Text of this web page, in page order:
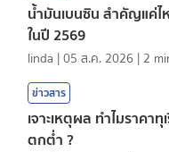
น้ำมันเบนซิน สำคัญแค่ไ
ในปี 2569
linda |05 ส.ค. 2026 | 2
ข่าวสาร
เจาะเหตุผล ทำไมราคา
ตกต่ำ ?